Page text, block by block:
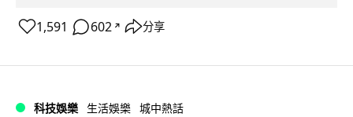
1,591 602 ↗ 分享
科技娛樂 生活娛樂 城中熱話